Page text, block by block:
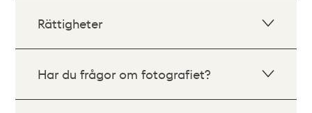
Rättigheter
Har du frågor om fotografiet?